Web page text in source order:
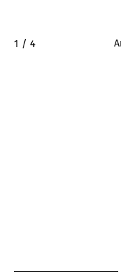
2 / 4